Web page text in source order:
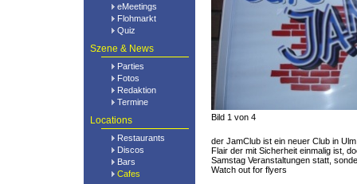
eMeetings
Flohmarkt
Quiz
Szene & News
Parties
Fotos
Redaktion
Termine
Locations
Restaurants
Discos
Bars
Cafes
Bild 1 von 4
der JamClub ist ein neuer Club in
Flair der mit Sicherheit einmalig ist,
Samstag Veranstaltungen statt,
Watch out for flyers